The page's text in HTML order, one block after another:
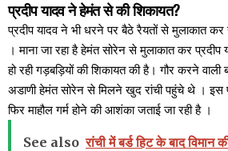
प्रदीप यादव ने हेमंत से की शिकायत?
प्रदीप यादव ने भी धरने पर बैठे रैयतों से मुलाकात कर
। माना जा रहा है हेमंत सोरेन से मुलाकात कर प्रदीप
हो रही गड़बड़ियों की शिकायत की है। गौर करने वाली
अडाणी हेमंत सोरेन से मिलने खुद रांची पहुंचे थे । इस
फिर माहौल गर्म होने की आशंका जताई जा रही है ।
See also रांची में बर्ड हिट के बाद विमान